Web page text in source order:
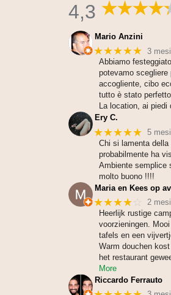
4,3
Mario Anzini
★★★★★ 3
Abbiamo
potevamo
accogliente, cibo
tutto è stato
La location, ai piedi
Ery C.
★★★★★ 5
Chi si lamenta
probabilmente ha
Ambiente semplice
molto buono !!!!
Maria en Kees op
★★★★☆
2
Heerlijk rustige
voorzieningen.
tafels en een
Warm douchen
het restaurant
More
Riccardo Ferrauto